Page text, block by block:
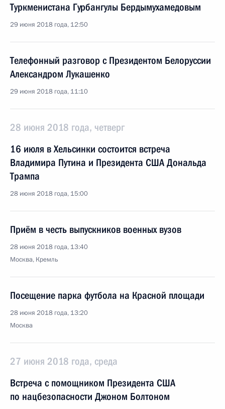
Туркменистана Гурбангулы Бердымухамедовым
29 июня 2018 года, 12:50
Телефонный разговор с Президентом Белоруссии
Александром Лукашенко
29 июня 2018 года, 11:10
28 июня 2018 года, четверг
16 июля в Хельсинки состоится встреча
Владимира Путина и Президента США Дональда
Трампа
28 июня 2018 года, 15:00
Приём в честь выпускников военных вузов
28 июня 2018 года, 13:40
Москва, Кремль
Посещение парка футбола на Красной площади
28 июня 2018 года, 13:20
Москва
27 июня 2018 года, среда
Встреча с помощником Президента США
по нацбезопасности Джоном Болтоном